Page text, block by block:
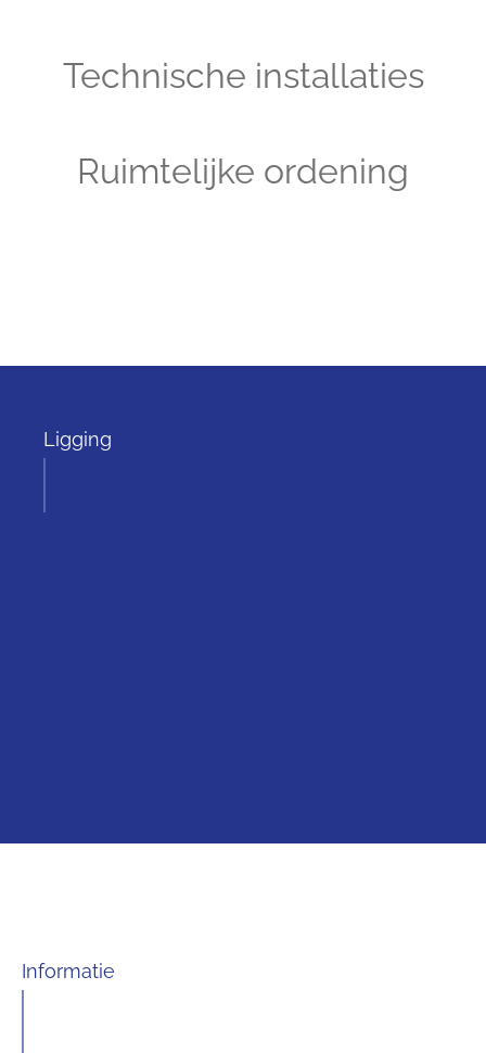
Technische installaties
Ruimtelijke ordening
Ligging
Informatie